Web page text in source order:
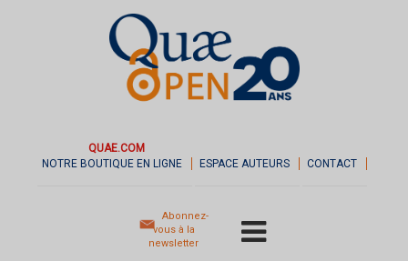
QUAE.COM
NOTRE BOUTIQUE EN LIGNE
ESPACE AUTEURS CONTACT
Abonnez-
vous à la
newsletter